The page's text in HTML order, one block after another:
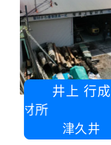
井上 行成
材所
津久井